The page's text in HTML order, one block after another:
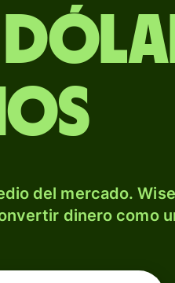
del mercado.
dinero como